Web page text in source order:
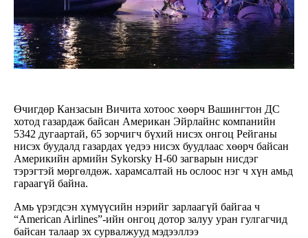
Өчигдөр Канзасын Вичита хотоос хөөрч Вашингтон ДС
хотод газардаж байсан Американ Эйрлайнс компанийн
5342 дугаартай, 65 зорчигч бүхий нисэх онгоц Рейганы
нисэх буудалд газардах үедээ нисэх буудлаас хөөрч байсан
Америкийн армийн Sykorsky H-60 загварын нисдэг
тэрэгтэй мөргөлдөж. харамсалтай нь ослоос нэг ч хүн амьд
гараагүй байна.
Амь үрэгдсэн хүмүүсийн нэрийг зарлаагүй байгаа ч
“American Airlines”-ийн онгоц дотор залуу уран гулгагчид
байсан талаар эх сурвалжууд мэдээллээ